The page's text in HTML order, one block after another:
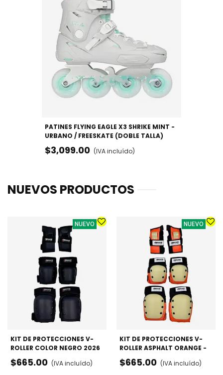
PATINES FLYING EAGLE X3 SHRIKE MINT -
URBANO / FREESKATE (DOBLE TALLA)
$3,099.00 (IVA incluído)
NUEVOS PRODUCTOS
NUEVO
KIT DE PROTECCIONES V-
ROLLER COLOR NEGRO 2026
- RODILLERAS, CODERAS Y
MUÑEQUERAS
$665.00 (IVA incluído)
NUEVO
KIT DE PROTECCIONES V-
ROLLER ASPHALT ORANGE -
RODILLERAS, CODERAS Y
MUÑEQUERAS
$665.00 (IVA incluído)